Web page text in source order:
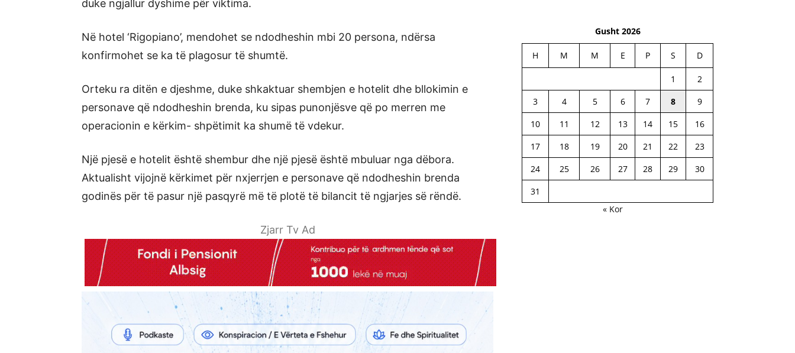
duke ngjallur dyshime për viktima.
Në hotel ‘Rigopiano’, mendohet se ndodheshin mbi 20 persona, ndërsa
konfirmohet se ka të plagosur të shumtë.
Orteku ra ditën e djeshme, duke shkaktuar shembjen e hotelit dhe bllokimin e
personave që ndodheshin brenda, ku sipas punonjësve që po merren me
operacionin e kërkim- shpëtimit ka shumë të vdekur.
Një pjesë e hotelit është shembur dhe një pjesë është mbuluar nga dëbora.
Aktualisht vijojnë kërkimet për nxjerrjen e personave që ndodheshin brenda
godinës për të pasur një pasqyrë më të plotë të bilancit të ngjarjes së rëndë.
Zjarr Tv Ad
Gusht 2026
H M M E P S D
1
2
3
4 5 6 7 8
9
10
11 12 13 14 15
16
17
18 19 20 21 22
23
24
25 26 27 28 29
30
31
« Kor